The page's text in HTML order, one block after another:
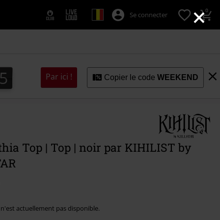
×
Se connecter 0
3
4
3
5
4 Par ici ! Copier le codeWEEKEND
Top | Top | noir par KIHILIST by
actuellement pas disponible.